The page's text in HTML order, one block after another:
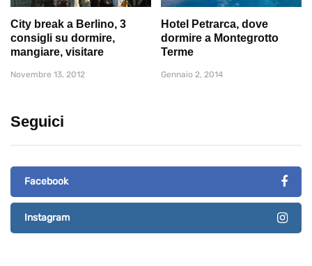
City break a Berlino, 3
consigli su dormire,
mangiare, visitare
Novembre 13, 2012
Hotel Petrarca, dove
dormire a Montegrotto
Terme
Gennaio 2, 2014
Seguici
Facebook
Instagram